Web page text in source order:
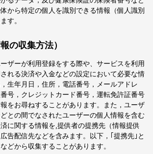
から特定の個人を識別できる情報（個人識別
す。
の収集方法）
ザーが利用登録をする際や、サービスを利用
れる決済や入金などの設定において必要な情
生年月日，住所，電話番号，メールアドレ
号，クレジットカード番号，運転免許証番号
をお尋ねすることがあります。また，ユーザ
との間でなされたユーザーの個人情報を含む
に関する情報を,提供者の提携先（情報提供
告配信先などを含みます。以下，｢提携先｣と
どから収集することがあります。